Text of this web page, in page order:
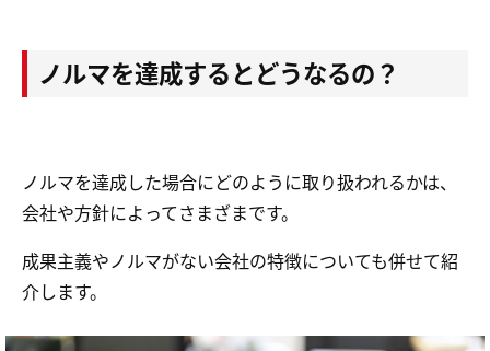
ノルマを達成するとどうなるの？
ノルマを達成した場合にどのように取り扱われるかは、
会社や方針によってさまざまです。
成果主義やノルマがない会社の特徴についても併せて紹
介します。